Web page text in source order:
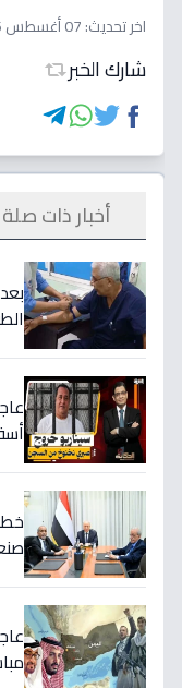
اخر تحديث:07 أغسطس 2026 الساعة 02:39 مساءاً
شارك الخبر
أخبار ذات صلة